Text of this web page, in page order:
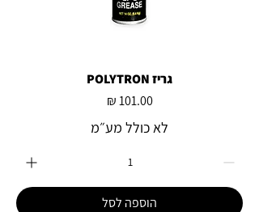
גריז POLYTRON
מחיר
‏101.00 ‏₪
לא כולל מע״מ
הוספה לסל